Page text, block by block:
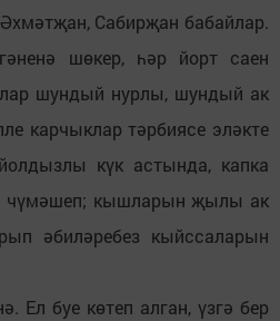
Сабирҗан бабайлар.
шөкер, һәр йорт саен
шундый нурлы, шундый ак
карчыклар тәрбиясе эләкте
күк астында, капка
чүмәшеп; кышларын җылы ак
әбиләребез кыйссаларын
Ел буе көтеп алган, үзгә бер